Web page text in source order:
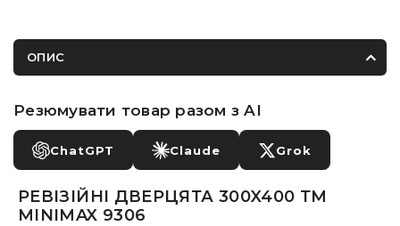
ОПИС
Резюмувати товар разом з AI
ChatGPT Claude Grok
РЕВІЗІЙНІ ДВЕРЦЯТА 300X400 ТМ
MINIMAX 9306